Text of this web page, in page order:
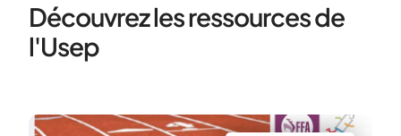
Découvrez les ressources de
l'Usep